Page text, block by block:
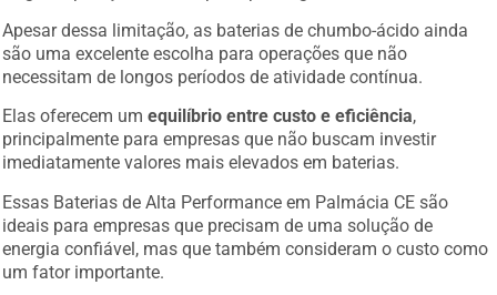
Apesar dessa limitação, as baterias de chumbo-ácido ainda
são uma excelente escolha para operações que não
necessitam de longos períodos de atividade contínua.
Elas oferecem umequilíbrio entre custo e eficiência
principalmente para empresas que não buscam investir
imediatamente valores mais elevados em baterias.
Essas Baterias de Alta Performance em Palmácia CE são
ideais para empresas que precisam de uma solução de
energia confiável, mas que também consideram o custo como
um fator importante.